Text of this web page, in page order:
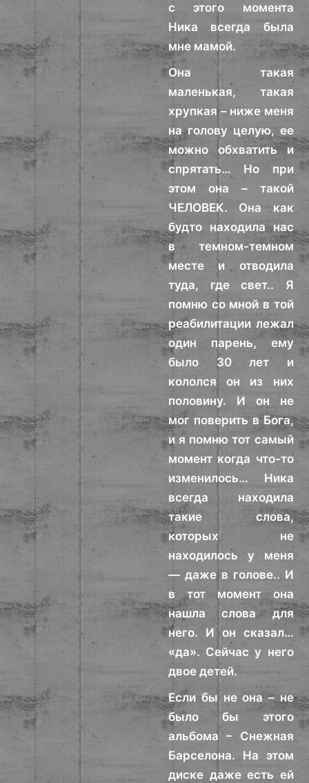
с этого момента
Ника всегда была
мне мамой.
Она такая
маленькая, такая
хрупкая – ниже меня
на голову целую, ее
можно обхватить и
спрятать… Но при
этом она – такой
ЧЕЛОВЕК. Она как
будто находила нас
в темном-темном
месте и отводила
туда, где свет.. Я
помню со мной в той
реабилитации лежал
один парень, ему
было 30 лет и
кололся он из них
половину. И он не
мог поверить в Бога,
и я помню тот самый
момент когда что-то
изменилось… Ника
всегда находила
такие слова,
которых не
находилось у меня
— даже в голове.. И
в тот момент она
нашла слова для
него. И он сказал…
«да». Сейчас у него
двое детей.
Если бы не она – не
было бы этого
альбома – Снежная
Барселона. На этом
диске даже есть ей